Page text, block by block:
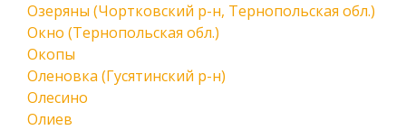
Озеряны (Чортковский р-н, Тернопольская обл.)
Окно (Тернопольская обл.)
Окопы
Оленовка (Гусятинский р-н)
Олесино
Олиев